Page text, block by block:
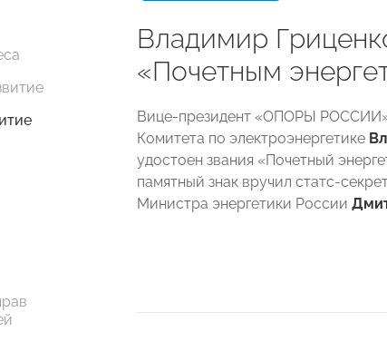
Владимир
«Почетным
Вице-президент «ОПОРЫ
Комитета по электроэнергетике
удостоен звания «Почетный
памятный знак вручил статс-
Министра энергетики России